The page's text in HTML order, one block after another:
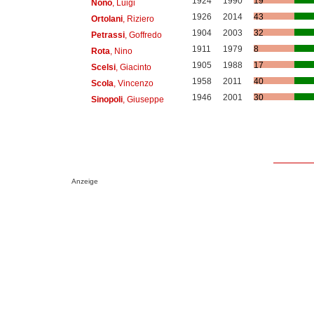
Nono, Luigi
Ortolani, Riziero 1926 2014
43
Petrassi, Goffredo 1904 2003
32
Rota , Nino 1911 1979
8
Scelsi, Giacinto 1905 1988
17
Scola , Vincenzo 1958 2011
40
Sinopoli, Giuseppe 1946 2001 30
Anzeige